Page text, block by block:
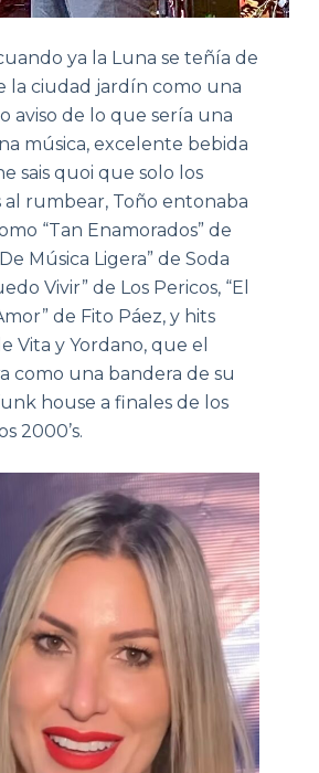
ya la Luna se teñía de
la ciudad jardín como una
aviso de lo que sería una
música, excelente bebida
sais quoi que solo los
rumbear, Toño entonaba
“Tan Enamorados” de
Música Ligera” de Soda
Vivir” de Los Pericos, “El
de Fito Páez, y hits
Vita y Yordano, que el
como una bandera de su
house a finales de los
2000’s.